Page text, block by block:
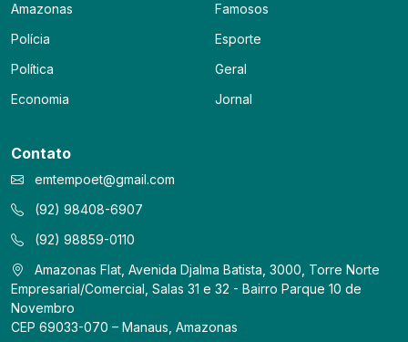
Amazonas
Polícia
Política
Economia
Famosos
Esporte
Geral
Jornal
Contato
emtempoet@gmail.com
(92) 98408-6907
(92) 98859-0110
Amazonas Flat, Avenida Djalma Batista, 3000, Torre Norte
Empresarial/Comercial, Salas 31 e 32 - Bairro Parque 10 de
Novembro
CEP 69033-070 – Manaus, Amazonas